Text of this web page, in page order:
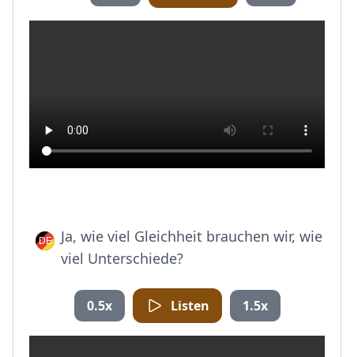
Ja, wie viel Gleichheit brauchen wir, wie
viel Unterschiede?
0.5x Listen 1.5x